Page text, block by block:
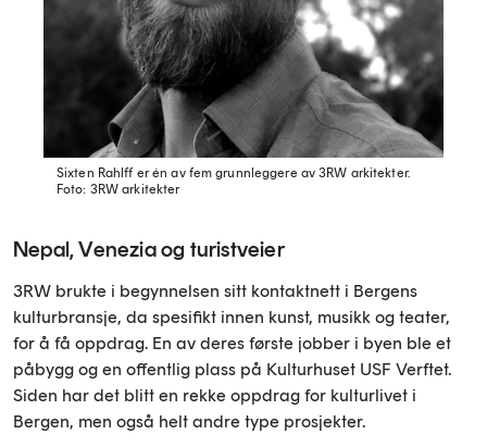
Sixten Rahlff er én av fem grunnleggere av 3RW arkitekter.
Foto: 3RW arkitekter
Nepal, Venezia og turistveier
3RW brukte i begynnelsen sitt kontaktnett i Bergens
kulturbransje, da spesifikt innen kunst, musikk og teater,
for å få oppdrag. En av deres første jobber i byen ble et
påbygg og en offentlig plass på Kulturhuset USF Verftet.
Siden har det blitt en rekke oppdrag for kulturlivet i
Bergen, men også helt andre type prosjekter.